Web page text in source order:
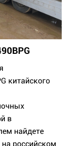
китайского
в
найдете
на российском